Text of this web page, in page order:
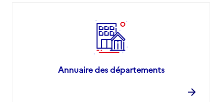
Annuaire des départements